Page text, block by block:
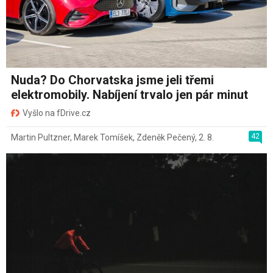
Nuda? Do Chorvatska jsme jeli třemi
elektromobily. Nabíjení trvalo jen pár minut
Vyšlo na fDrive.cz
42
Martin Pultzner, Marek Tomíšek, Zdeněk Pečený, 2. 8.